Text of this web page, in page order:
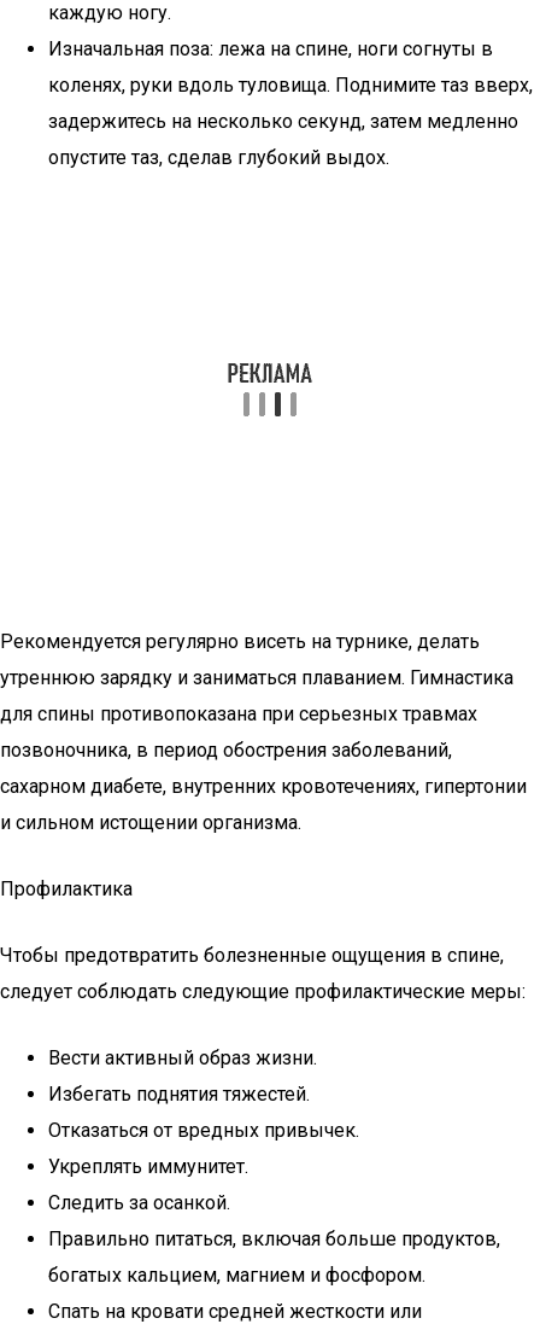
каждую ногу.
Изначальная поза: лежа на спине, ноги согнуты в
коленях, руки вдоль туловища. Поднимите таз вверх,
задержитесь на несколько секунд, затем медленно
опустите таз, сделав глубокий выдох.
Рекомендуется регулярно висеть на турнике, делать
утреннюю зарядку и заниматься плаванием. Гимнастика
для спины противопоказана при серьезных травмах
позвоночника, в период обострения заболеваний,
сахарном диабете, внутренних кровотечениях, гипертонии
и сильном истощении организма.
Профилактика
Чтобы предотвратить болезненные ощущения в спине,
следует соблюдать следующие профилактические меры:
Вести активный образ жизни.
Избегать поднятия тяжестей.
Отказаться от вредных привычек.
Укреплять иммунитет.
Следить за осанкой.
Правильно питаться, включая больше продуктов,
богатых кальцием, магнием и фосфором.
Спать на кровати средней жесткости или